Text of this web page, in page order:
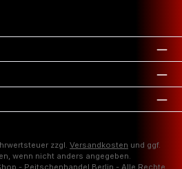
zzgl. Versandkosten und ggf.
wenn nicht anders angegeben.
- Peitschenhandel Berlin - Alle Rechte